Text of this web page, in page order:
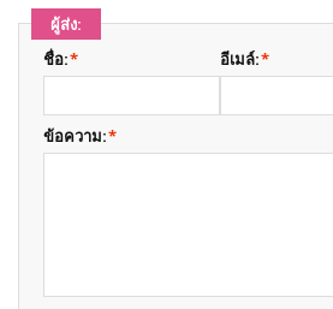
ผู้ส่ง:
*
ชื่อ: *
อีเมล์:
*
ข้อความ: